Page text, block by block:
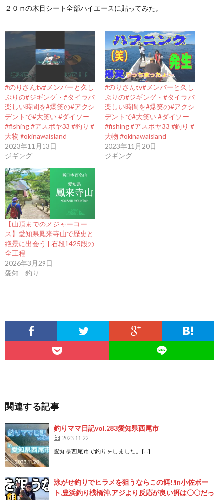
２０ｍの木目シート全部ハイエースに貼ってみた。
#のりさんtv#メンバーと久し
ぶりの#ジギング・#タイラバ
楽しい時間を#爆笑の#アクシ
デントで#大笑い #ダイソー
#fishing #アスボヤ33 #釣り #
大物 #okinawaisland
2023年11月13日
ジギング
#のりさんtv#メンバーと久し
ぶりの#ジギング・#タイラバ
楽しい時間を#爆笑の#アクシ
デントで#大笑い #ダイソー
#fishing #アスボヤ33 #釣り #
大物 #okinawaisland
2023年11月20日
ジギング
【山頂までのメジャーコー
ス】愛知県鳳来寺山で歴史と
絶景に出会う | 石段1425段の
全工程
2026年3月29日
愛知 釣り
関連する記事
釣りママ日記vol.283愛知県西尾市
2023.11.22
愛知県西尾市で釣りをしました。[…]
泳がせ釣りでヒラメを狙うならこの餌!!in小佐ボー
ト,豊浜釣り桟橋沖,アジより反応が良い餌は〇〇だっ